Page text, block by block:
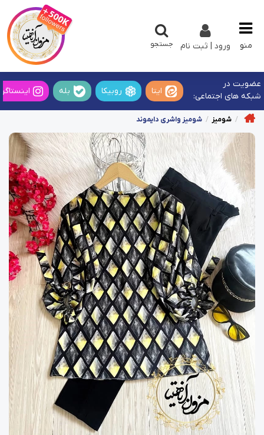
منو ورود | ثبت نام جستجو
عضویت در
شبکه های اجتماعی:
ایتا روبیکا بله
شومیز شومیز واشری دایموند